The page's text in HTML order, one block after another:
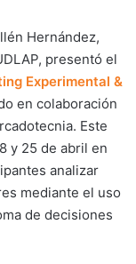
Hernández,
presentó el
Experimental &
en colaboración
Este
y 25 de abril en
analizar
mediante el uso
de decisiones